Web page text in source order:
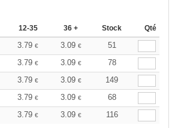
12-35 36 + Stock Qté
3.79 € 3.09 €
51
3.79 € 3.09 €
78
3.79 € 3.09 €
149
3.79 € 3.09 €
68
3.79 € 3.09 € 116